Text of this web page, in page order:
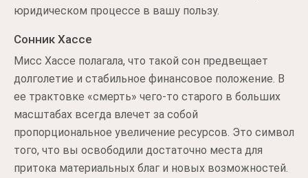
юридическом процессе в вашу пользу.
Сонник Хассе
Мисс Хассе полагала, что такой сон предвещает
долголетие и стабильное финансовое положение. В
ее трактовке «смерть» чего-то старого в больших
масштабах всегда влечет за собой
пропорциональное увеличение ресурсов. Это символ
того, что вы освободили достаточно места для
притока материальных благ и новых возможностей.